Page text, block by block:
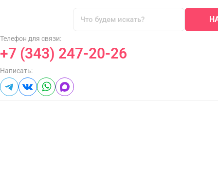
Телефон для связи:
+7 (343) 247-20-26
Написать: